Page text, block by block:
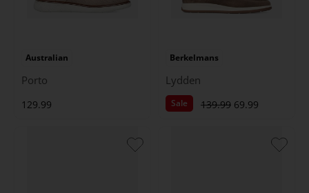
Australian
Porto
129.99
Berkelmans
Lydden
Sale 139.99 69.99